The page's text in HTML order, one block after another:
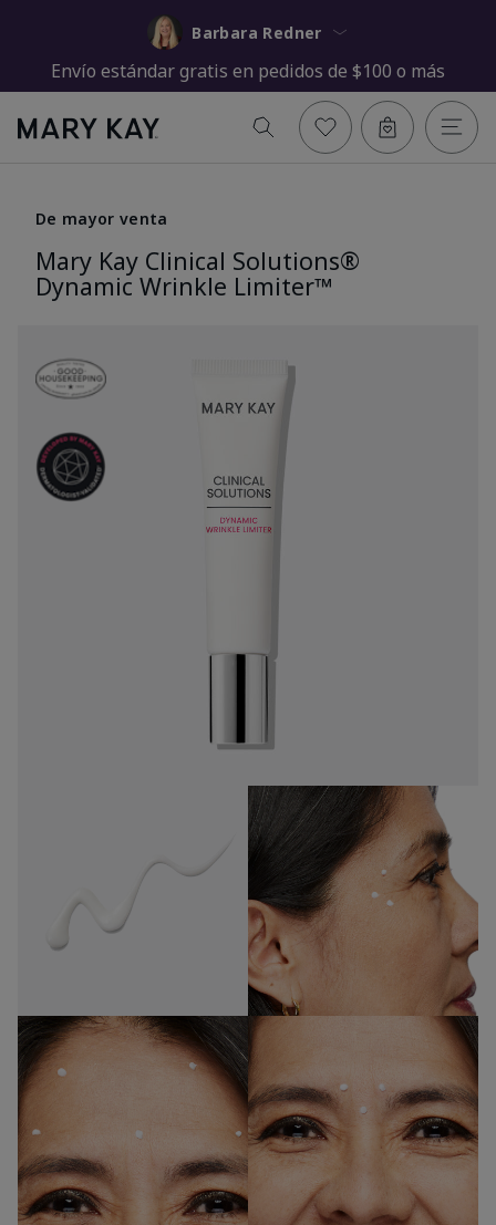
Barbara Redner
Envío estándar gratis en pedidos de $100 o más
De mayor venta
Mary Kay Clinical Solutions®
Dynamic Wrinkle Limiter™